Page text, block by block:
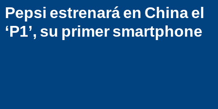
Pepsi estrenará en China el
‘P1’, su primer smartphone